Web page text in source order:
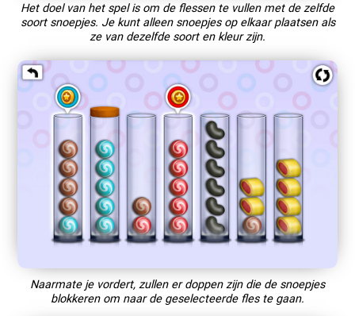
Het doel van het spel is om de flessen te vullen met de zelfde
soort snoepjes. Je kunt alleen snoepjes op elkaar plaatsen als
ze van dezelfde soort en kleur zijn.
Naarmate je vordert, zullen er doppen zijn die de snoepjes
blokkeren om naar de geselecteerde fles te gaan.